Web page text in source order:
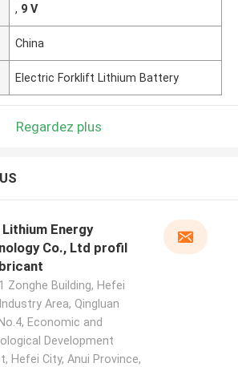
, 9 V
China
Electric Forklift Lithium Battery
Regardez plus
Energy
Co., Ltd profil
Zonghe Building, Hefei
Area, Qingluan
Economic and
Development
Hefei City, Anui Province,